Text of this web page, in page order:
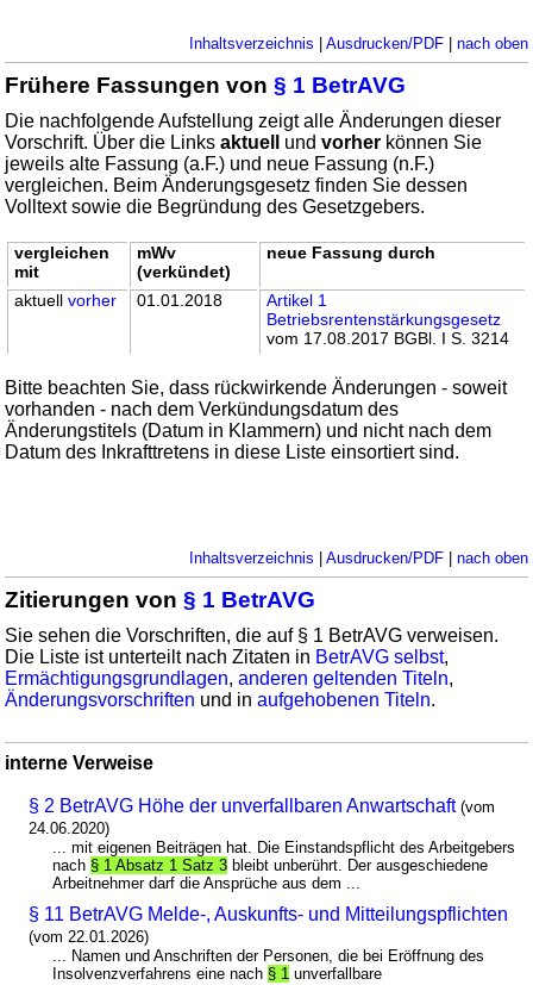
Inhaltsverzeichnis Ausdrucken/PDF| nach oben
Frühere Fassungen von§ 1 BetrAVG
Die nachfolgende Aufstellung zeigt alle Änderungen dieser
Vorschrift. Über die Linksaktuell undvorher können Sie
jeweils alte Fassung (a.F.) und neue Fassung (n.F.)
vergleichen. Beim Änderungsgesetz finden Sie dessen
Volltext sowie die Begründung des Gesetzgebers.
vergleichen
mit
mWv
(verkündet)
neue Fassung durch
aktuellvorher 01.01.2018
Artikel 1
Betriebsrentenstärkungsgesetz
vom 17.08.2017 BGBl. I S. 3214
Bitte beachten Sie, dass rückwirkende Änderungen - soweit
vorhanden - nach dem Verkündungsdatum des
Änderungstitels (Datum in Klammern) und nicht nach dem
Datum des Inkrafttretens in diese Liste einsortiert sind.
Inhaltsverzeichnis Ausdrucken/PDF| nach oben
Zitierungen von§ 1 BetrAVG
Sie sehen die Vorschriften, die auf § 1 BetrAVG verweisen.
Die Liste ist unterteilt nach Zitaten in BetrAVG selbst,
Ermächtigungsgrundlagen,anderen geltenden Titeln,
Änderungsvorschriften und inaufgehobenen Titeln.
interne Verweise
§ 2 BetrAVG Höhe der unverfallbaren Anwartschaft (vom
24.06.2020)
... mit eigenen Beiträgen hat. Die Einstandspflicht des Arbeitgebers
nach § 1 Absatz 1 Satz 3 bleibt unberührt. Der ausgeschiedene
Arbeitnehmer darf die Ansprüche aus dem ...
§ 11 BetrAVG Melde-, Auskunfts- und Mitteilungspflichten
(vom 22.01.2026)
... Namen und Anschriften der Personen, die bei Eröffnung des
Insolvenzverfahrens eine nach § 1 unverfallbare